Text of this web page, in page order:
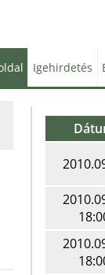
Igehirdetés